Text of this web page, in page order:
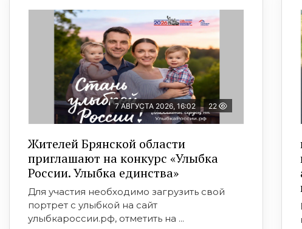
7 АВГУСТА 2026, 16:02 22
Жителей Брянской области
приглашают на конкурс «Улыбка
России. Улыбка единства»
Для участия необходимо загрузить свой
портрет с улыбкой на сайт
улыбкароссии.рф, отметить на ...